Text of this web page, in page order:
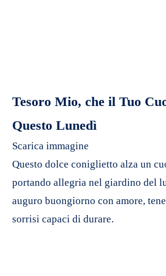
Tesoro Mio, che il Tuo
Questo Lunedì
Scarica immagine
Questo dolce coniglietto alza un
portando allegria nel giardino del
auguro buongiorno con amore,
sorrisi capaci di durare.